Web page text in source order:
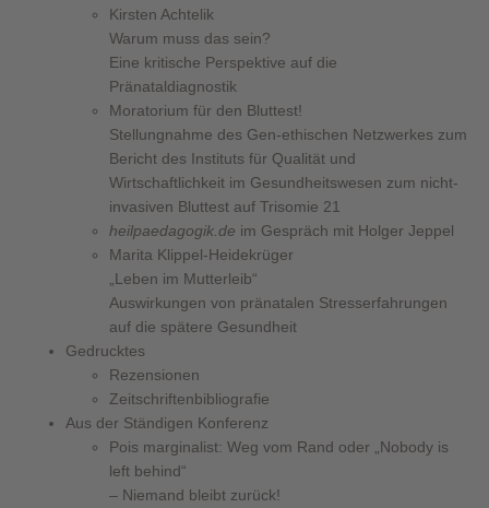
Kirsten Achtelik
Warum muss das sein?
Eine kritische Perspektive auf die
Pränataldiagnostik
Moratorium für den Bluttest!
Stellungnahme des Gen-ethischen Netzwerkes zum
Bericht des Instituts für Qualität und
Wirtschaftlichkeit im Gesundheitswesen zum nicht-
invasiven Bluttest auf Trisomie 21
heilpaedagogik.de im Gespräch mit Holger Jeppel
Marita Klippel-Heidekrüger
„Leben im Mutterleib“
Auswirkungen von pränatalen Stresserfahrungen
auf die spätere Gesundheit
Gedrucktes
Rezensionen
Zeitschriftenbibliografie
Aus der Ständigen Konferenz
Pois marginalist: Weg vom Rand oder „Nobody is
left behind“
– Niemand bleibt zurück!